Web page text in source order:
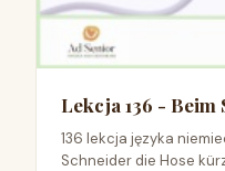
Lekcja 136 -
136 lekcja języka
Schneider die Hose